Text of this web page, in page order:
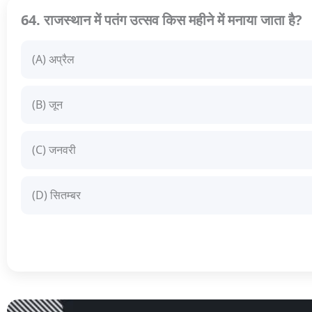
64. राजस्थान में पतंग उत्सव किस महीने में मनाया जाता है?
(A) अप्रैल
(B) जून
(C) जनवरी
(D) सितम्बर